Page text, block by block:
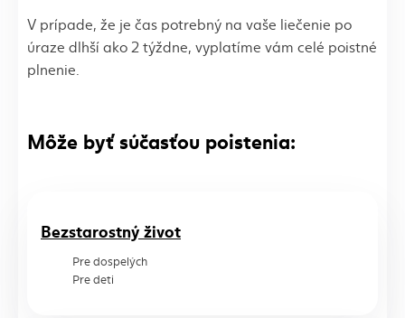
V prípade, že je čas potrebný na vaše liečenie po
úraze dlhší ako 2 týždne, vyplatíme vám celé poistné
plnenie.
Môže byť súčasťou poistenia:
Bezstarostný život
Pre dospelých
Pre deti